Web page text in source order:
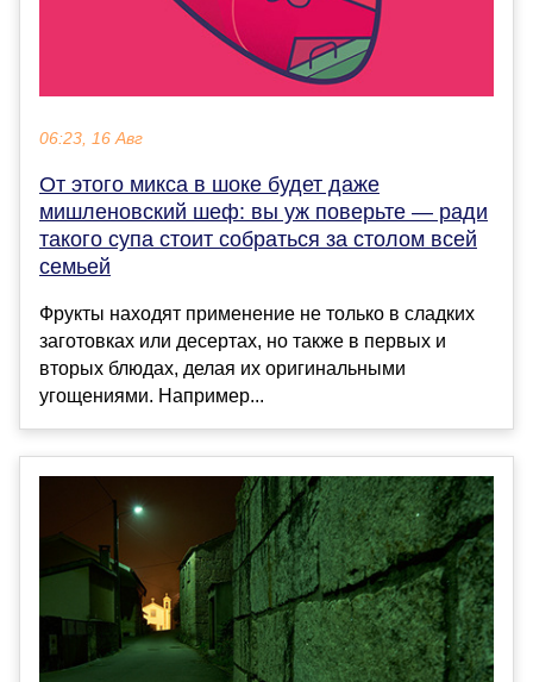
06:23, 16 Авг
От этого микса в шоке будет даже
мишленовский шеф: вы уж поверьте — ради
такого супа стоит собраться за столом всей
семьей
Фрукты находят применение не только в сладких
заготовках или десертах, но также в первых и
вторых блюдах, делая их оригинальными
угощениями. Например...